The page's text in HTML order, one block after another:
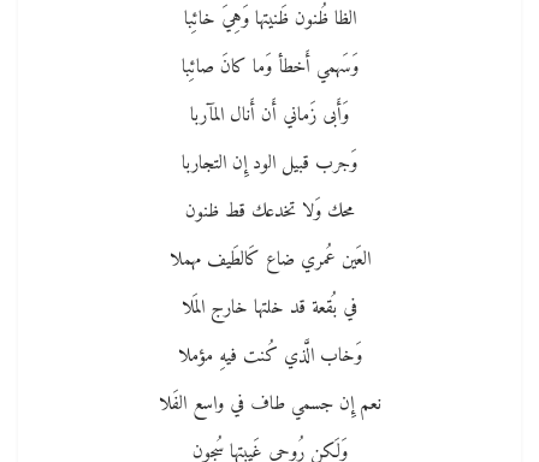
الظا ظُنون ظَنيتها وَهِيَ خائِبا
وَسَهمي أَخطأ وَما كانَ صائِبا
وَأَبى زَماني أَن أَنال المآربا
وَجرب قبيل الود إِن التجاربا
محك وَلا تخدعك قط ظنون
العَين عُمري ضاع كَالطَيف مهملا
في بُقعة قد خلتها خارج المَلا
وَخاب الَّذي كُنت فيهِ مؤملا
نعم إِن جسمي طاف في واسع الفَلا
وَلَكن رُوحي غَيبتها سُجون